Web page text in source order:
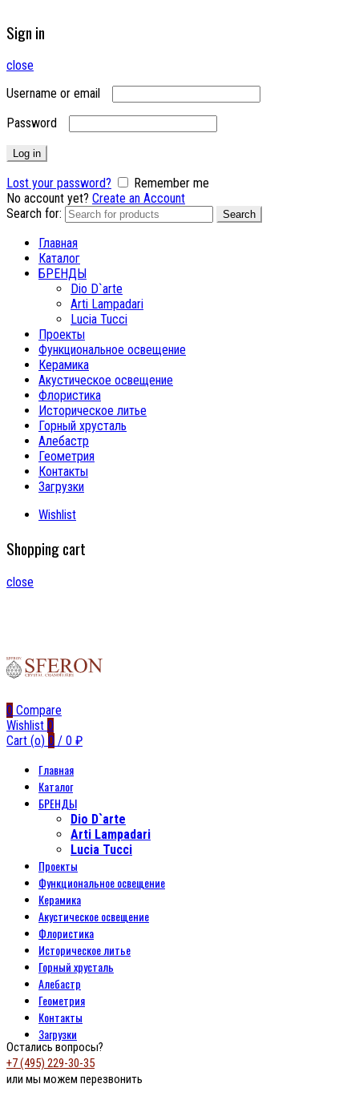
Sign in
close
Username or email
Password
Log in
Lost your password?
Remember me
No account yet? Create an Account
Search for:
Search
Главная
Каталог
БРЕНДЫ
Dio D`arte
Arti Lampadari
Lucia Tucci
Проекты
Функциональное освещение
Керамика
Акустическое освещение
Флористика
Историческое литье
Горный хрусталь
Алебастр
Геометрия
Контакты
Загрузки
Wishlist
Shopping cart
close
0 Compare
Wishlist 0
Cart (o) 0 / 0 ₽
Главная
Каталог
БРЕНДЫ
Dio D`arte
Arti Lampadari
Lucia Tucci
Проекты
Функциональное освещение
Керамика
Акустическое освещение
Флористика
Историческое литье
Горный хрусталь
Алебастр
Геометрия
Контакты
Загрузки
Остались вопросы?
+7 (495) 229-30-35
или мы можем перезвонить